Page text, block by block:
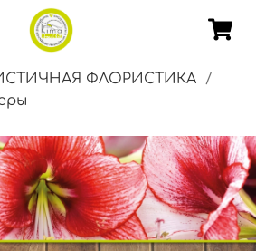
ФЛОРИСТИКА